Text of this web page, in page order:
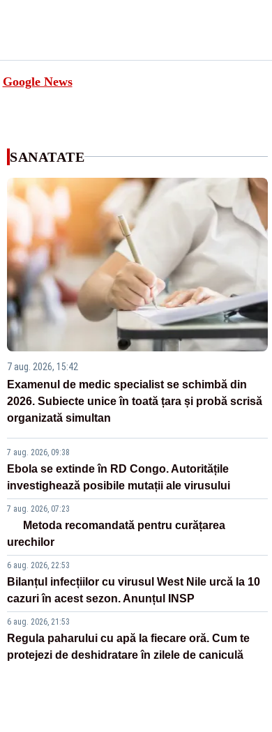
Google News
SANATATE
7 aug. 2026, 15:42
Examenul de medic specialist se schimbă din
2026. Subiecte unice în toată țara și probă scrisă
organizată simultan
7 aug. 2026, 09:38
Ebola se extinde în RD Congo. Autoritățile
investighează posibile mutații ale virusului
7 aug. 2026, 07:23
Metoda recomandată pentru curățarea
urechilor
6 aug. 2026, 22:53
Bilanțul infecțiilor cu virusul West Nile urcă la 10
cazuri în acest sezon. Anunțul INSP
6 aug. 2026, 21:53
Regula paharului cu apă la fiecare oră. Cum te
protejezi de deshidratare în zilele de caniculă